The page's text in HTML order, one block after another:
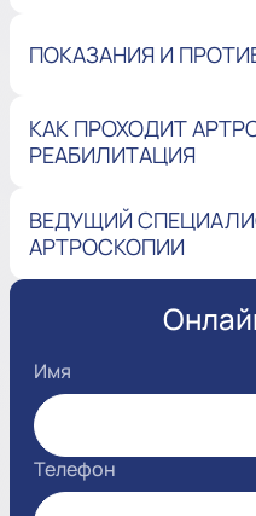
ПОКАЗАНИЯ И
КАК ПРОХОДИТ
РЕАБИЛИТАЦИЯ
ВЕДУЩИЙ
АРТРОСКОПИИ
Имя
Телефон